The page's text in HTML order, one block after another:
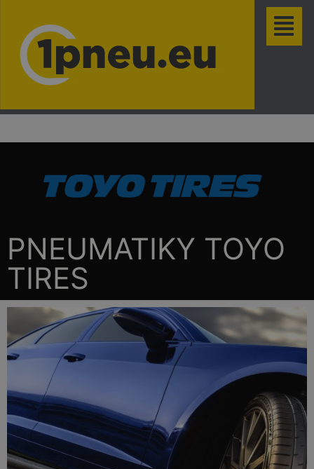
PNEUMATIKY TOYO
TIRES